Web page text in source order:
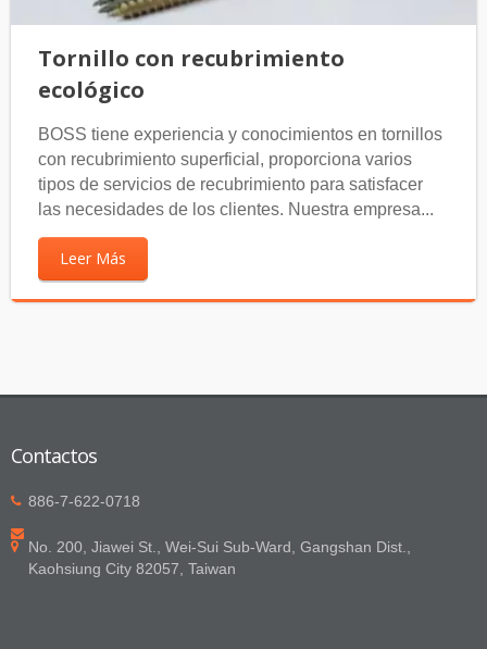
Tornillo con recubrimiento
ecológico
BOSS tiene experiencia y conocimientos en tornillos
con recubrimiento superficial, proporciona varios
tipos de servicios de recubrimiento para satisfacer
las necesidades de los clientes. Nuestra empresa...
Leer Más
Contactos
886-7-622-0718
No. 200, Jiawei St., Wei-Sui Sub-Ward, Gangshan Dist.,
Kaohsiung City 82057, Taiwan